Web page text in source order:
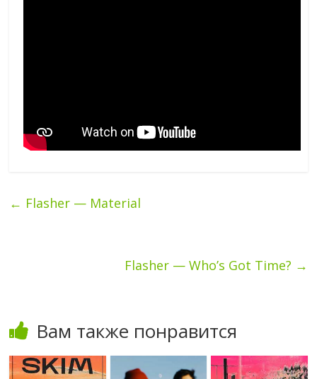
← Flasher — Material
Flasher — Who’s Got Time? →
Вам также понравится